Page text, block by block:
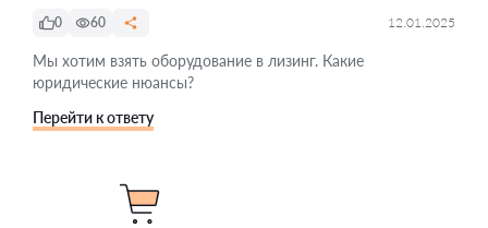
0 60 12.01.2025
Мы хотим взять оборудование в лизинг. Какие
юридические нюансы?
Перейти к ответу